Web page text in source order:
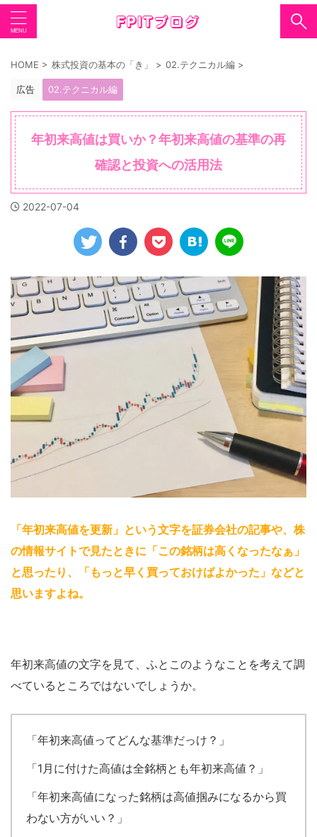
HOME > 株式投資の基本の「き」 > 02.テクニカル編 >
広告 02.テクニカル編
年初来高値は買いか？年初来高値の基準の再
確認と投資への活用法
2022-07-04
「年初来高値を更新」という文字を証券会社の記事や、株
の情報サイトで見たときに「この銘柄は高くなったなぁ」
と思ったり、「もっと早く買っておけばよかった」などと
思いますよね。
年初来高値の文字を見て、ふとこのようなことを考えて調
べているところではないでしょうか。
「年初来高値ってどんな基準だっけ？」
「1月に付けた高値は全銘柄とも年初来高値？」
「年初来高値になった銘柄は高値掴みになるから買
わない方がいい？」